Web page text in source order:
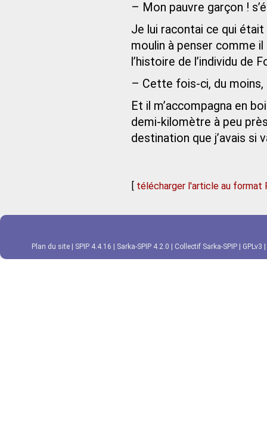
– Mon pauvre garçon !
Je lui racontai ce qui
moulin à penser comme il
l’histoire de l’individu de
– Cette fois-ci, du moins,
Et il m’accompagna en
demi-kilomètre à peu
destination que j’avais si
[ télécharger l'article au format
Plan du site SPIP 4.4.16 Sarka-SPIP 4.2.0 Collectif Sarka-SPIP GPLv3